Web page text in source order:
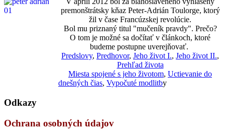
premonštrátsky kňaz Peter-Adrián Toulorge, ktorý
žil v čase Francúzskej revolúcie.
Bol mu priznaný titul "mučeník pravdy". Prečo?
O tom je možné sa dočítať v článkoch, ktoré
budeme postupne uverejňovať.
Predslovy, Predhovor, Jeho život I., Jeho život II.,
Prehľad života
Miesta spojené s jeho životom, Uctievanie do
dnešných čias, Vypočuté modlitby
Odkazy
Ochrana osobných údajov